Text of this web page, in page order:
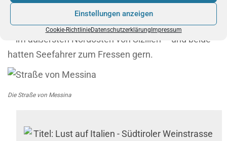
Einstellungen anzeigen
Cookie-RichtlinieDatenschutzerklärungImpressum
diversen Hundeköpfen gewesen sein. Beide hausten
einander gegenüber an der Meerenge von Messina
– im äußersten Nordosten von Sizilien – und beide
hatten Seefahrer zum Fressen gern.
Die Straße von Messina